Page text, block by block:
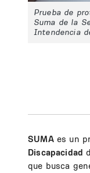
Prueba de
Suma de la
Intendencia
SUMAes un
Discapacidad
que busca